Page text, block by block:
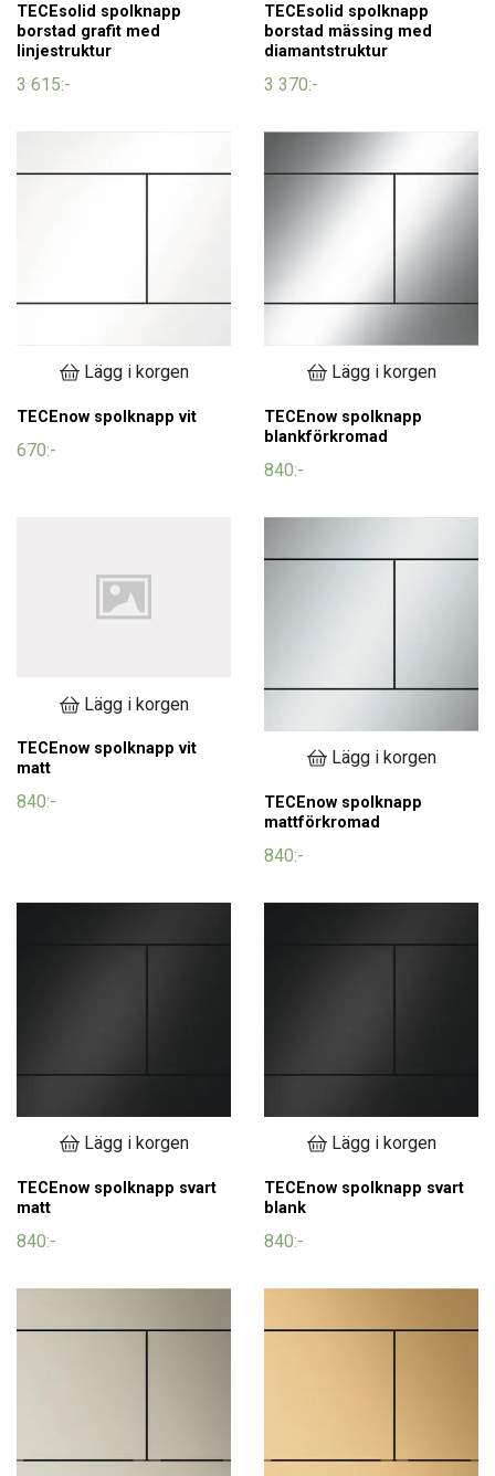
TECEsolid spolknapp
borstad grafit med
linjestruktur
3 615:-
TECEsolid spolknapp
borstad mässing med
diamantstruktur
3 370:-
Lägg i korgen
TECEnow spolknapp vit
670:-
Lägg i korgen
TECEnow spolknapp
blankförkromad
840:-
Lägg i korgen
TECEnow spolknapp vit
matt
840:-
Lägg i korgen
TECEnow spolknapp
mattförkromad
840:-
Lägg i korgen
TECEnow spolknapp svart
matt
840:-
Lägg i korgen
TECEnow spolknapp svart
blank
840:-